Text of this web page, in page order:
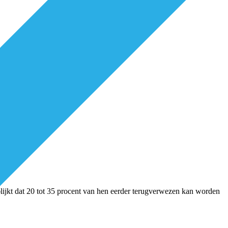
dat 20 tot 35 procent van hen eerder terugverwezen kan worden